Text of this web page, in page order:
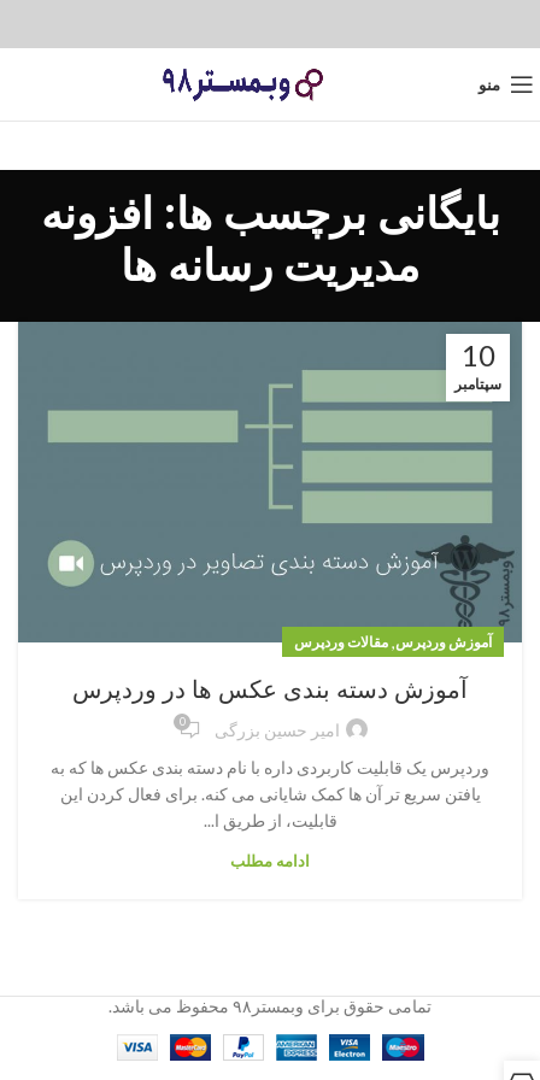
منو
بایگانی برچسب ها: افزونه
مدیریت رسانه ها
10
سپتامبر
آموزش وردپرس, مقالات وردپرس
آموزش دسته بندی عکس ها در وردپرس
امیر حسین بزرگی 0
وردپرس یک قابلیت کاربردی داره با نام دسته بندی عکس ها که به
یافتن سریع تر آن ها کمک شایانی می کنه. برای فعال کردن این
قابلیت، از طریق ا...
ادامه مطلب
تمامی حقوق برای وبمستر۹۸ محفوظ می باشد.